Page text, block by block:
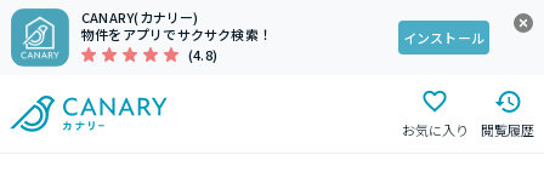
CANARY(カナリー)
物件をアプリでサクサク検索！
(4.8)
インストール
お気に入り 閲覧履歴